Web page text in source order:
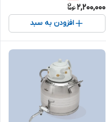
2,200,000
افزودن به سبد